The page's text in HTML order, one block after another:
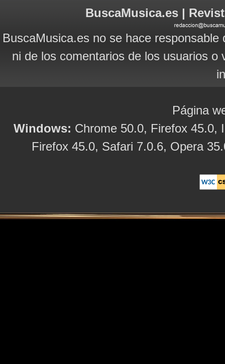
BuscaMusica.es |
BuscaMusica.es no se hace
ni de los comentarios de los usuarios
Página
Windows: Chrome 50.0, Firefox 45.0,
Firefox 45.0, Safari 7.0.6, Opera